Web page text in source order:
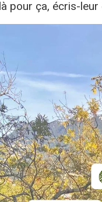
pour ça, écris-